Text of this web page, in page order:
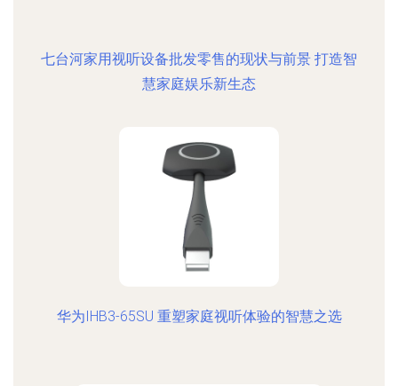
七台河家用视听设备批发零售的现状与前景 打造智
慧家庭娱乐新生态
华为IHB3-65SU 重塑家庭视听体验的智慧之选